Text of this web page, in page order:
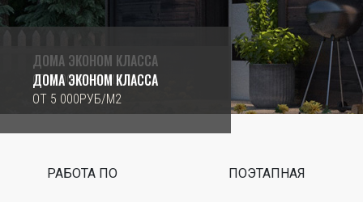
ДОМА ЭКОНОМ КЛАССА
ОТ 9 000РУБ/М2
ДОМА ЭКОНОМ КЛАССА
ОТ 5 000РУБ/М2
РАБОТА ПО ПОЭТАПНАЯ